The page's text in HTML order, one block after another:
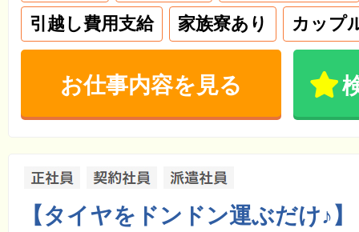
引越し費用支給
家族寮あり カップ
お仕事内容を見る
【タイヤをドンドン運ぶだけ♪